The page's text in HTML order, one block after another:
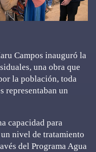
Campos inauguró la
una obra que
la población, toda
representaban un
capacidad para
nivel de tratamiento
del Programa Agua